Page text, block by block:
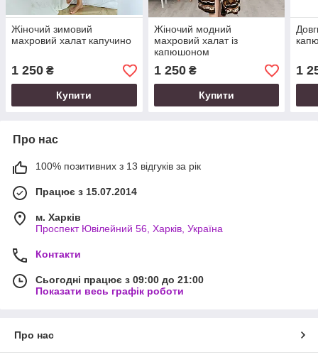
Жіночий зимовий
махровий халат капучино
1 250 ₴
Купити
Жіночий модний
махровий халат із
капюшоном
1 250₴
Купити
1
Про нас
100% позитивних з 13 відгуків за рік
Працює з 15.07.2014
м. Харків
Проспект Ювілейний 56, Харків, Україна
Контакти
Сьогодні працює з 09:00 до 21:00
Показати весь графік роботи
Про нас